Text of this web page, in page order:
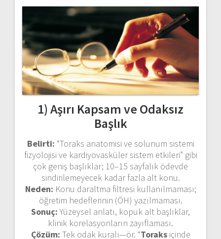
1) Aşırı Kapsam ve Odaksız
Başlık
Belirti: “Toraks anatomisi ve solunum sistemi
fizyolojisi ve kardiyovasküler sistem etkileri” gibi
çok geniş başlıklar; 10–15 sayfalık ödevde
sindirilemeyecek kadar fazla alt konu.
Neden: Konu daraltma filtresi kullanılmaması;
öğretim hedeflerinin (ÖH) yazılmaması.
Sonuç:Yüzeysel anlatı, kopuk alt başlıklar,
klinik korelasyonların zayıflaması.
Çözüm: Tek odak kuralı—ör. “Toraksiçinde